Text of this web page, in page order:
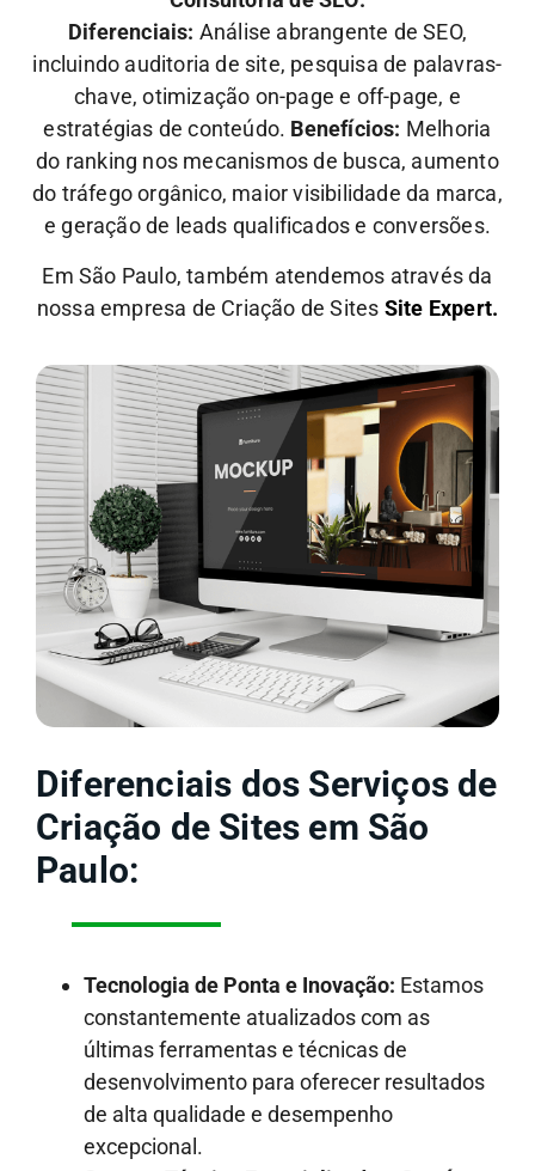
Diferenciais: Análise abrangente de SEO,
incluindo auditoria de site, pesquisa de palavras-
chave, otimização on-page e off-page, e
estratégias de conteúdo. Benefícios: Melhoria
do ranking nos mecanismos de busca, aumento
do tráfego orgânico, maior visibilidade da marca,
e geração de leads qualificados e conversões.
Em São Paulo, também atendemos através da
nossa empresa de Criação de Sites Site Expert.
Diferenciais dos Serviços de
Criação de Sites em São
Paulo:
Tecnologia de Ponta e Inovação: Estamos
constantemente atualizados com as
últimas ferramentas e técnicas de
desenvolvimento para oferecer resultados
de alta qualidade e desempenho
excepcional.